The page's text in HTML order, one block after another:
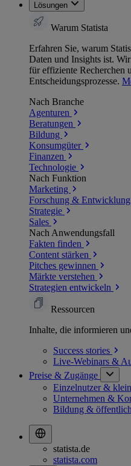
Lösungen
Warum Statista
Erfahren Sie, warum
Daten und Insights ist.
für effiziente Recherchen
Entscheidungsprozesse.
Nach Branche
Agenturen
Beratungen
Bildung
Konsumgüter
Finanzen
Technologie
Nach Funktion
Marketing
Forschung & Entwicklung
Strategie
Sales
Nach Anwendungsfall
Fakten finden
Content stärken
Pitches gewinnen
Märkte verstehen
Strategien entwickeln
Ressourcen
Inhalte, die informieren
Success stories
Live-Webinars &
Preise & Zugänge
Einzelnutzer &
Unternehmen &
Bildung &
statista.de
statista.com